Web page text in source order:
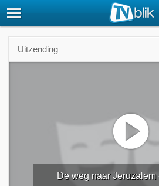
Uitzending
De weg naar Jeruzalem